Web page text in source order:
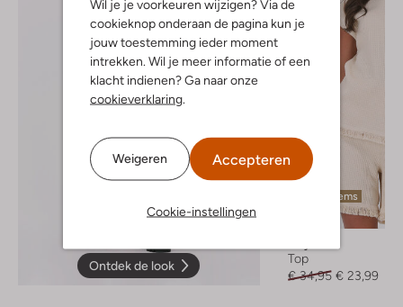
Wil je je voorkeuren wijzigen? Via de
cookieknop onderaan de pagina kun je
jouw toestemming ieder moment
intrekken. Wil je meer informatie of een
klacht indienen? Ga naar onze
cookieverklaring
Weigeren Accepteren
Cookie-instellingen
Ontdek de look
Laatste items
Top
€ 34,95 € 23,99